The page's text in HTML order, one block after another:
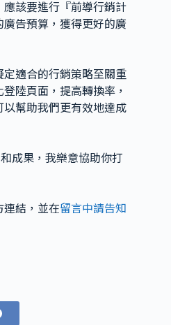
該要進行『前導行銷計
告預算，獲得更好的廣
適合的行銷策略至關重
陸頁面，提高轉換率，
幫助我們更有效地達成
成果，我樂意協助你打
連結，並在留言中請告知